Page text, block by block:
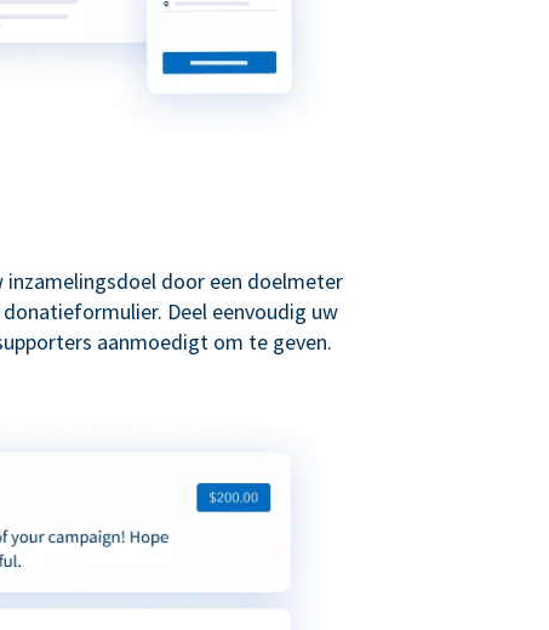
inzamelingsdoel door een doelmeter
Deel eenvoudig uw
aanmoedigt om te geven.